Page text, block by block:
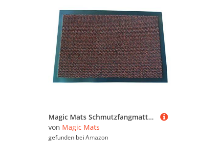
Magic Mats Schmutzfangmatte Türmatte Bern Farbe Terra ca. 60 x 90 cm
von Magic Mats
gefunden bei Amazon